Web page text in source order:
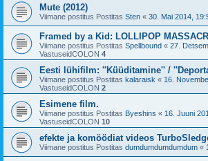
Mute (2012)
Viimane postitus Postitas Sten « 30. Mai 2014,
Framed by a Kid: LOLLIPOP
Viimane postitus Postitas Spellbound « 27.
VastuseidCOLON 4
Eesti lühifilm: ''Küüditamine'' /
Viimane postitus Postitas kalaraisk « 16.
VastuseidCOLON 2
Esimene film.
Viimane postitus Postitas Byeshins « 16. Juuni
VastuseidCOLON 10
efekte ja komöödiat videos
Viimane postitus Postitas dumdumdumdumdum «